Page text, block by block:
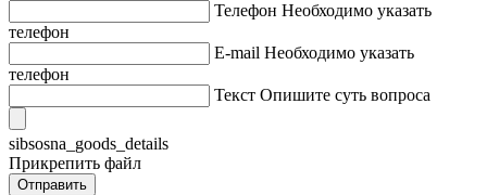
Телефон Необходимо указать
телефон
E-mail Необходимо указать
телефон
Текст Опишите суть вопроса
sibsosna_goods_details
Прикрепить файл
Отправить